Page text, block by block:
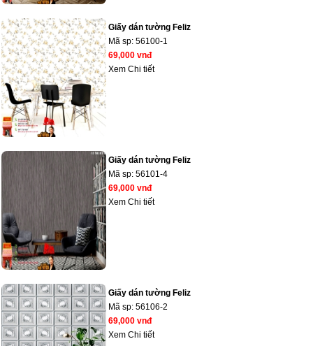
Giấy dán tường Feliz
Mã sp: 56100-1
69,000 vnđ
Xem Chi tiết
Giấy dán tường Feliz
Mã sp: 56101-4
69,000 vnđ
Xem Chi tiết
Giấy dán tường Feliz
Mã sp: 56106-2
69,000 vnđ
Xem Chi tiết